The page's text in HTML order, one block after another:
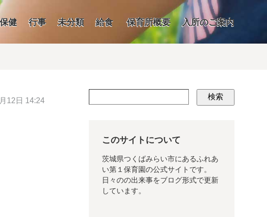
健 行事 未分類 給食 保育所概要 入所のご案内
12日 14:24 検索
このサイトについて
茨城県つくばみらい市にあるふれあ
い第１保育園の公式サイトです。
日々のの出来事をブログ形式で更新
しています。